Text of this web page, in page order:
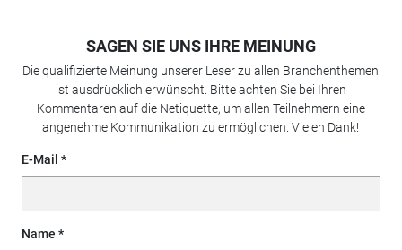
SAGEN SIE UNS IHRE MEINUNG
Die qualifizierte Meinung unserer Leser zu allen Branchenthemen
ist ausdrücklich erwünscht. Bitte achten Sie bei Ihren
Kommentaren auf die Netiquette, um allen Teilnehmern eine
angenehme Kommunikation zu ermöglichen. Vielen Dank!
E-Mail
Name